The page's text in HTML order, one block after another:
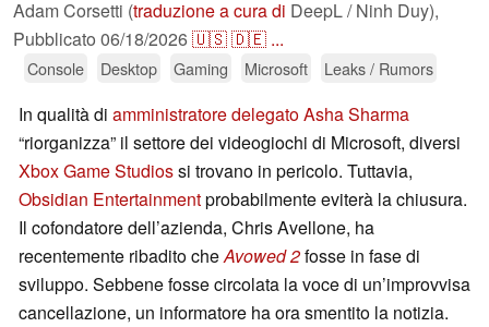
Adam Corsetti (traduzione a cura di DeepL / Ninh Duy),
Pubblicato 06/18/2026🇺🇸🇩🇪 ...
Console Desktop Gaming Microsoft Leaks / Rumors
In qualità di amministratore delegato Asha Sharma
“riorganizza” il settore dei videogiochi di Microsoft, diversi
Xbox Game Studiossi trovano in pericolo. Tuttavia,
Obsidian Entertainmentprobabilmente eviterà la chiusura.
Il cofondatore dell’azienda, Chris Avellone, ha
recentemente ribadito cheAvowed 2fosse in fase di
sviluppo. Sebbene fosse circolata la voce di un’improvvisa
cancellazione, un informatore ha ora smentito la notizia.